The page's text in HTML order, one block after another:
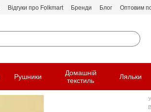
Відгуки про Folkmart Бренди Блог Оптовим
Рушники
Домашній
текстиль
Ляльки